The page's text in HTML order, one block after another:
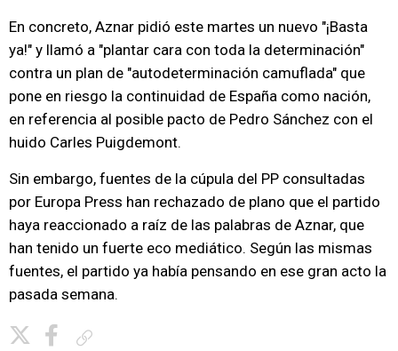
En concreto, Aznar pidió este martes un nuevo "¡Basta
ya!" y llamó a "plantar cara con toda la determinación"
contra un plan de "autodeterminación camuflada" que
pone en riesgo la continuidad de España como nación,
en referencia al posible pacto de Pedro Sánchez con el
huido Carles Puigdemont.
Sin embargo, fuentes de la cúpula del PP consultadas
por Europa Press han rechazado de plano que el partido
haya reaccionado a raíz de las palabras de Aznar, que
han tenido un fuerte eco mediático. Según las mismas
fuentes, el partido ya había pensando en ese gran acto la
pasada semana.